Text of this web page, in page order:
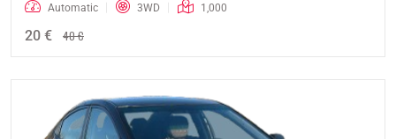
Automatic 3WD 1,000
20 € 40 €